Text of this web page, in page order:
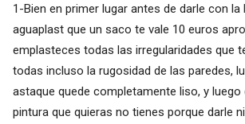
1-Bien en primer lugar antes de darle con la
aguaplast que un saco te vale 10 euros
emplasteces todas las irregularidades que
todas incluso la rugosidad de las paredes,
astaque quede completamente liso, y
pintura que quieras no tienes porque darle